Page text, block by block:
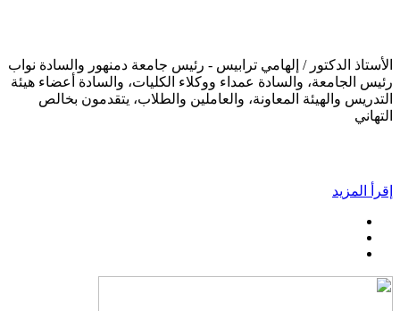
الأستاذ الدكتور / إلهامي ترابيس - رئيس جامعة دمنهور والسادة نواب
رئيس الجامعة، والسادة عمداء ووكلاء الكليات، والسادة أعضاء هيئة
التدريس والهيئة المعاونة، والعاملين والطلاب، يتقدمون بخالص
التهاني
إقرأ المزيد